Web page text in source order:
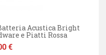
Acustica Bright
e Piatti Rossa
€